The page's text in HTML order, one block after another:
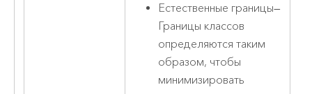
Естественные границы—
Границы классов
определяются таким
образом, чтобы
минимизировать